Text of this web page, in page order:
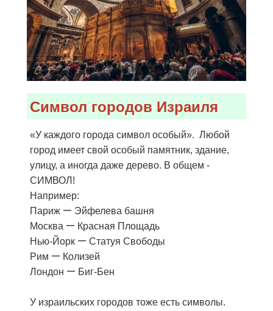
Символ городов Израиля
«У каждого города символ особый». Любой
город имеет свой особый памятник, здание,
улицу, а иногда даже дерево. В общем -
СИМВОЛ!
Например:
Париж — Эйфелева башня
Москва — Красная Площадь
Нью-Йорк — Статуя Свободы
Рим — Колизей
Лондон — Биг-Бен
У израильских городов тоже есть символы.